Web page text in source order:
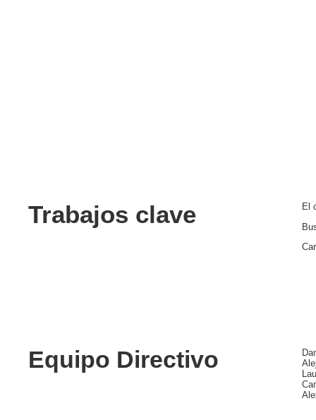
Trabajos clave
El
Equipo Directivo